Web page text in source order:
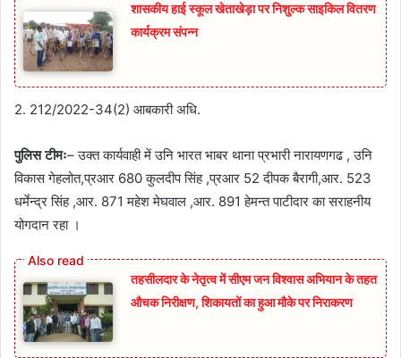
शासकीय हाई स्कूल खेताखेड़ा पर निशुल्क साइकिल वितरण
कार्यक्रम संपन्न
2. 212/2022-34(2) आबकारी अधि.
पुलिस टीमः– उक्त कार्यवाही में उनि भारत भाबर थाना प्रभारी नारायणगढ , उनि
विकास गेहलोत,प्रआर 680 कुलदीप सिंह ,प्रआर 52 दीपक बैरागी,आर. 523
धर्मेन्द्र सिंह ,आर. 871 महेश मेघवाल ,आर. 891 हेमन्त पाटीदार का सराहनीय
योगदान रहा ।
तहसीलदार के नेतृत्व में सीएम जन विश्वास अभियान के तहत
औचक निरीक्षण, शिकायतों का हुआ मौके पर निराकरण